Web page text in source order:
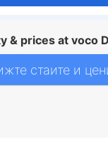
& prices at voco
стаите и